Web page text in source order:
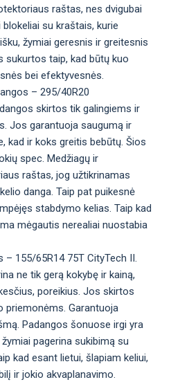
raštas, nes dvigubai
su kraštais, kurie
žymiai geresnis ir greitesnis
sukurtos taip, kad būtų kuo
bei efektyvesnės.
– 295/40R20
skirtos tik galingiems ir
Jos garantuoja saugumą ir
kad ir koks greitis bebūtų. Šios
spec. Medžiagų ir
raštas, jog užtikrinamas
danga. Taip pat puikesnė
stabdymo kelias. Taip kad
mėgautis nerealiai nuostabia
155/65R14 75T CityTech II.
ne tik gerą kokybę ir kainą,
poreikius. Jos skirtos
priemonėms. Garantuoja
Padangos šonuose irgi yra
pagerina sukibimą su
kad esant lietui, šlapiam keliui,
ir jokio akvaplanavimo.